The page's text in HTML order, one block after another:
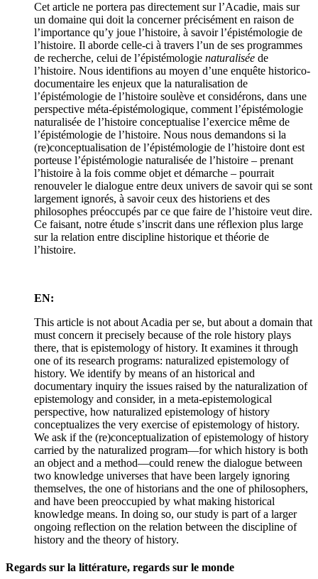
Cet article ne portera pas directement sur l’Acadie, mais sur
un domaine qui doit la concerner précisément en raison de
l’importance qu’y joue l’histoire, à savoir l’épistémologie de
l’histoire. Il aborde celle-ci à travers l’un de ses programmes
de recherche, celui de l’épistémologie naturalisée de
l’histoire. Nous identifions au moyen d’une enquête historico-
documentaire les enjeux que la naturalisation de
l’épistémologie de l’histoire soulève et considérons, dans une
perspective méta-épistémologique, comment l’épistémologie
naturalisée de l’histoire conceptualise l’exercice même de
l’épistémologie de l’histoire. Nous nous demandons si la
(re)conceptualisation de l’épistémologie de l’histoire dont est
porteuse l’épistémologie naturalisée de l’histoire – prenant
l’histoire à la fois comme objet et démarche – pourrait
renouveler le dialogue entre deux univers de savoir qui se sont
largement ignorés, à savoir ceux des historiens et des
philosophes préoccupés par ce que faire de l’histoire veut dire.
Ce faisant, notre étude s’inscrit dans une réflexion plus large
sur la relation entre discipline historique et théorie de
l’histoire.
EN:
This article is not about Acadia per se, but about a domain that
must concern it precisely because of the role history plays
there, that is epistemology of history. It examines it through
one of its research programs: naturalized epistemology of
history. We identify by means of an historical and
documentary inquiry the issues raised by the naturalization of
epistemology and consider, in a meta-epistemological
perspective, how naturalized epistemology of history
conceptualizes the very exercise of epistemology of history.
We ask if the (re)conceptualization of epistemology of history
carried by the naturalized program―for which history is both
an object and a method―could renew the dialogue between
two knowledge universes that have been largely ignoring
themselves, the one of historians and the one of philosophers,
and have been preoccupied by what making historical
knowledge means. In doing so, our study is part of a larger
ongoing reflection on the relation between the discipline of
history and the theory of history.
Regards sur la littérature, regards sur le monde